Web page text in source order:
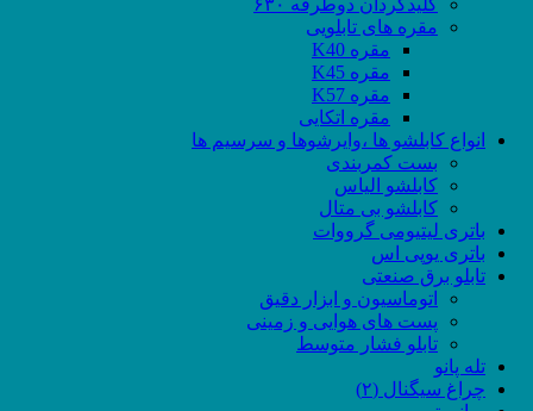
کلیدگردان دوطرفه ۶۳۰
مقره های تابلویی
مقره K40
مقره K45
مقره K57
مقره اتکایی
انواع کابلشو ها ،وایرشوها و سرسیم ها
بست کمربندی
کابلشو الیاس
کابلشو بی متال
باتری لیتیومی گرووات
باتری یوپی اس
تابلو برق صنعتی
اتوماسیون و ابزار دقیق
پست های هوایی و زمینی
تابلو فشار متوسط
تله پانو
چراغ سیگنال (۲)